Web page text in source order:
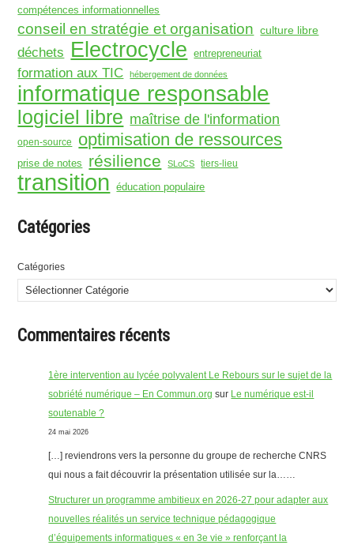
compétences informationnelles
conseil en stratégie et organisation culture libre
déchets Electrocycle entrepreneuriat
formation aux TIC hébergement de données
informatique responsable
logiciel libre maîtrise de l'information
open-source optimisation de ressources
prise de notes résilience SLoCS tiers-lieu
transition éducation populaire
Catégories
Catégories
Commentaires récents
1ère intervention au lycée polyvalent Le Rebours sur le sujet de la
sobriété numérique – En Commun.org sur Le numérique est-il
soutenable ?
24 mai 2026
[…] reviendrons vers la personne du groupe de recherche CNRS
qui nous a fait découvrir la présentation utilisée sur la……
Structurer un programme ambitieux en 2026-27 pour adapter aux
nouvelles réalités un service technique pédagogique
d’équipements informatiques « en 3e vie » renforçant la